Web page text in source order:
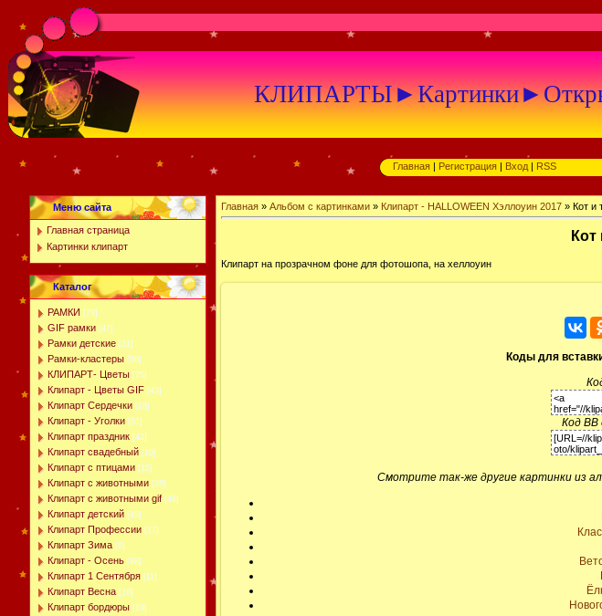
Главная | Регистрация | Вход | RSS
Меню сайта
Главная страница
Картинки клипарт
Каталог
РАМКИ [79]
GIF рамки [47]
Рамки детские [31]
Рамки-кластеры [59]
КЛИПАРТ- Цветы [75]
Клипарт - Цветы GIF [43]
Клипарт Сердечки [18]
Клипарт - Уголки [51]
Клипарт праздник [42]
Клипарт свадебный [10]
Клипарт с птицами [15]
Клипарт с животными [38]
Клипарт с животными gif [49]
Клипарт детский [45]
Клипарт Профессии [17]
Клипарт Зима [9]
Клипарт - Осень [88]
Клипарт 1 Сентября [11]
Клипарт Весна [16]
Клипарт бордюры [19]
Главная» Альбом с картинками» Клипарт - HALLOWEEN Хэллоуин 2017» Кот и
Кот
Клипарт на прозрачном фоне для фотошопа, на хеллоуин
Коды для
Код BB
Смотрите так-же другие картинки из